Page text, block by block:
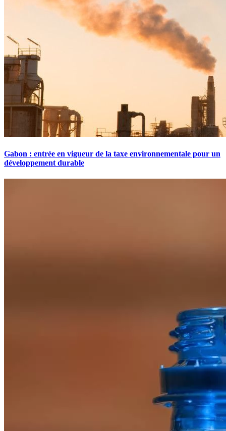
Gabon : entrée en vigueur de la taxe environnementale pour un
développement durable